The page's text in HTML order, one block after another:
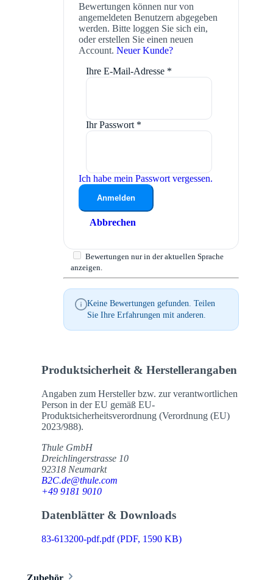
Bewertungen können nur von
angemeldeten Benutzern abgegeben
werden. Bitte loggen Sie sich ein,
oder erstellen Sie einen neuen
Account. Neuer Kunde?
Ihre E-Mail-Adresse *
Ihr Passwort *
Ich habe mein Passwort vergessen.
Anmelden
Abbrechen
Bewertungen nur in der aktuellen Sprache
anzeigen.
Keine Bewertungen gefunden. Teilen
Sie Ihre Erfahrungen mit anderen.
Produktsicherheit & Herstellerangaben
Angaben zum Hersteller bzw. zur verantwortlichen
Person in der EU gemäß EU-
Produktsicherheitsverordnung (Verordnung (EU)
2023/988).
Thule GmbH
Dreichlingerstrasse 10
92318 Neumarkt
B2C.de@thule.com
+49 9181 9010
Datenblätter & Downloads
83-613200-pdf.pdf (PDF, 1590 KB)
Zubehör